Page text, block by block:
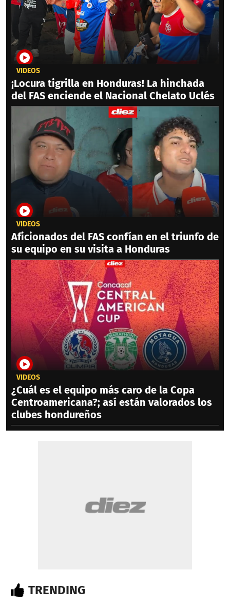
VIDEOS
¡Locura tigrilla en Honduras! La hinchada
del FAS enciende el Nacional Chelato Uclés
VIDEOS
Aficionados del FAS confían en el triunfo de
su equipo en su visita a Honduras
VIDEOS
¿Cuál es el equipo más caro de la Copa
Centroamericana?; así están valorados los
clubes hondureños
TRENDING